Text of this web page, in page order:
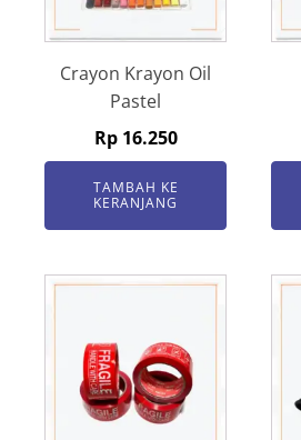
Crayon Krayon Oil
Pastel
Rp16.250
TAMBAH KE
KERANJANG